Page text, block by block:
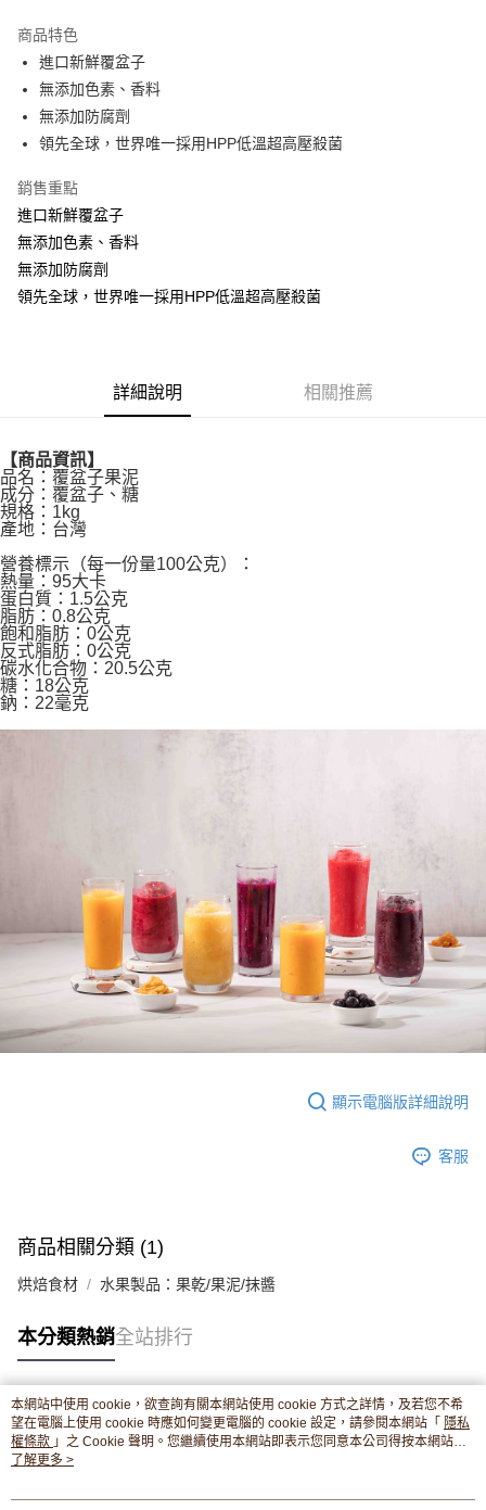
街口支付
悠遊付
Google Pay
全盈+PAY
ATM付款
運送方式
冷凍宅配
商品特色
進口新鮮覆盆子
無添加色素、香料
無添加防腐劑
領先全球，世界唯一採用HPP低溫超高壓殺菌
銷售重點
進口新鮮覆盆子
無添加色素、香料
無添加防腐劑
領先全球，世界唯一採用HPP低溫超高壓殺菌
詳細說明 相關推薦
【商品資訊】
品名：覆盆子果泥
成分：覆盆子、糖
規格：1kg
產地：台灣
營養標示（每一份量100公克）：
熱量：95大卡
蛋白質：1.5公克
脂肪：0.8公克
飽和脂肪：0公克
反式脂肪：0公克
碳水化合物：20.5公克
糖：18公克
鈉：22毫克
顯示電腦版詳細說明
客服
商品相關分類 (1)
烘焙食材 水果製品：果乾/果泥/抹醬
本分類熱銷全站排行
熱門標籤
本網站中使用 cookie，欲查詢有關本網站使用 cookie 方式之詳情，及若您不希
望在電腦上使用 cookie 時應如何變更電腦的 cookie 設定，請參閱本網站「 隱私
權條款 」之 Cookie 聲明。您繼續使用本網站即表示您同意本公司得按本網站使
用條款之 Cookie 聲明使用 cookie。
了解更多 >